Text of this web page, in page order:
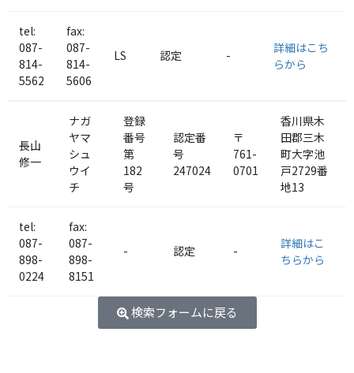
tel:
087-
814-
5562
fax:
087-
814-
5606
LS 認定 -
詳細はこち
らから
長山
修一
ナガ
ヤマ
シュ
ウイ
チ
登録
番号
第
182
号
認定番
号
247024
〒
761-
0701
香川県木
田郡三木
町大字池
戸2729番
地13
tel:
087-
898-
0224
fax:
087-
898-
8151
- 認定 -
詳細はこ
ちらから
検索フォームに戻る